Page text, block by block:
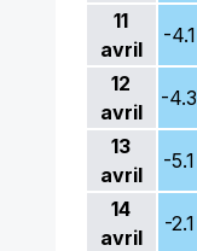
11
avril
-4.1
12
avril
-4.3
13
avril
-5.1
14
avril
-2.1